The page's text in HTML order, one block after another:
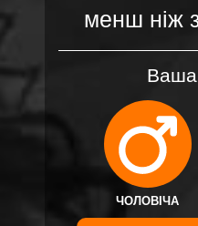
менш ніж
Ваша
ЧОЛОВІЧА